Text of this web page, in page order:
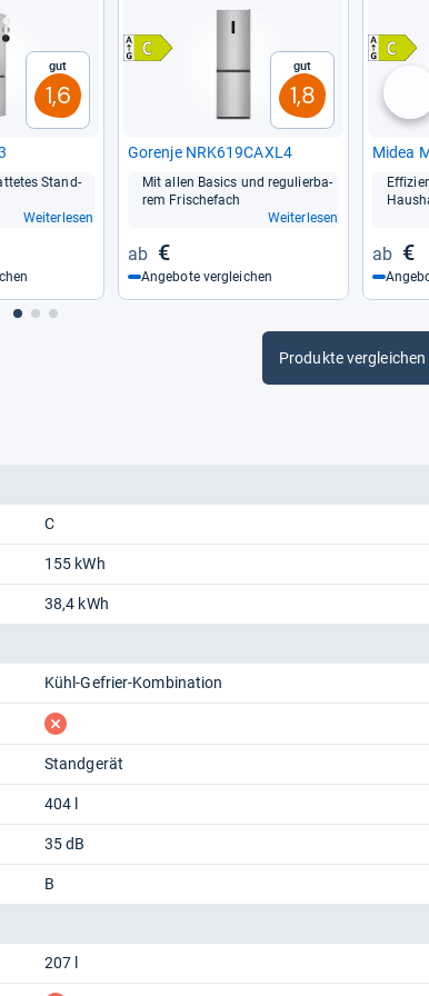
Gut
1,6
Stand­
Weiterlesen
Gut
1,8
Gorenje NRK619CAXL4
Mit allen Basics und regu­lier­ba­
rem Fris­che­fach
Weiterlesen
€
Angebote vergleichen
Midea
€
Produkte vergleichen
C
155 kWh
38,4 kWh
Kühl-Gefrier-Kombination
fehlt
Standgerät
404 l
35 dB
B
207 l